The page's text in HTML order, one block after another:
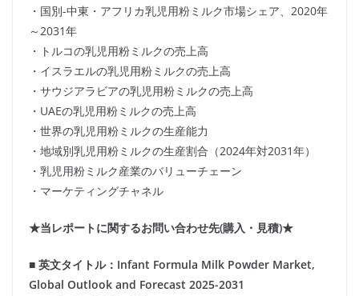
・国別-中東・アフリカ乳児用粉ミルク市場シェア、2020年
～2031年
・トルコの乳児用粉ミルクの売上高
・イスラエルの乳児用粉ミルクの売上高
・サウジアラビアの乳児用粉ミルクの売上高
・UAEの乳児用粉ミルクの売上高
・世界の乳児用粉ミルクの生産能力
・地域別乳児用粉ミルクの生産割合（2024年対2031年）
・乳児用粉ミルク産業のバリューチェーン
・マーケティングチャネル
★当レポートに関するお問い合わせ先(購入・見積)★
■ 英文タイトル：Infant Formula Milk Powder Market,
Global Outlook and Forecast 2025-2031